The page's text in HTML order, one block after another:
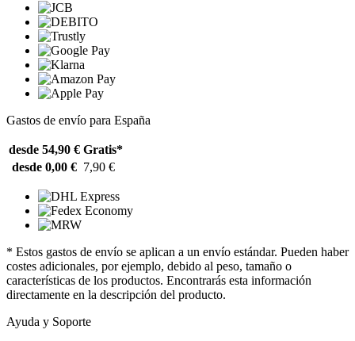
Gastos de envío para España
desde 54,90 € Gratis*
desde 0,00 € 7,90 €
* Estos gastos de envío se aplican a un envío estándar. Pueden haber
costes adicionales, por ejemplo, debido al peso, tamaño o
características de los productos. Encontrarás esta información
directamente en la descripción del producto.
Ayuda y Soporte